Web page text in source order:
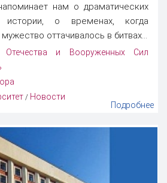
нам о драматических
истории, о временах, когда
оттачивалось в битвах...
Отечества и Вооруженных Сил
/ Новости
Подробнее